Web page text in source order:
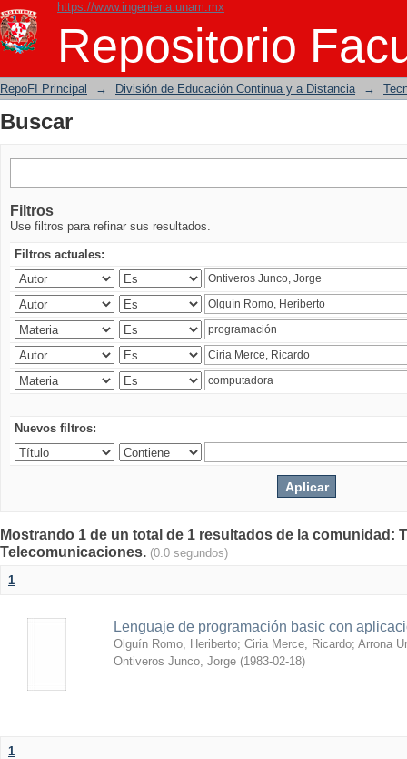
https://www.ingenieria.unam.mx
Repositorio
Buscar
RepoFI Principal → División de Educación Continua y a Distancia →
Buscar
Filtros
Use filtros para refinar sus resultados.
Filtros actuales:
Nuevos filtros:
Mostrando 1 de un total de 1 resultados de la comunidad:
Telecomunicaciones. (0.0 segundos)
1
Lenguaje de programación basic con
Olguín Romo, Heriberto; Ciria Merce, Ricardo; Arrona
Ontiveros Junco, Jorge (1983-02-18)
1